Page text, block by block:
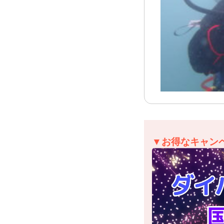
▼お得なキャン